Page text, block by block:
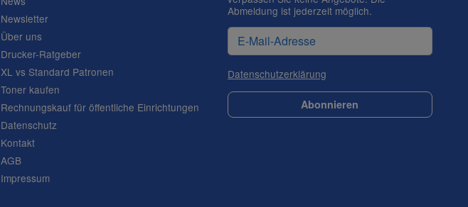
Newsletter
Über uns
Drucker-Ratgeber
XL vs Standard Patronen
Toner kaufen
Rechnungskauf für öffentliche Einrichtungen
Datenschutz
Kontakt
AGB
Impressum
Abmeldung ist jederzeit möglich.
Datenschutzerklärung
Abonnieren